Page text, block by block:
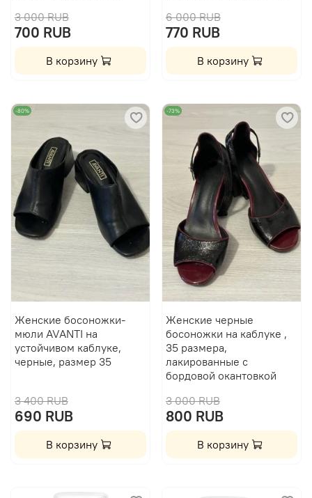
3 000 RUB
700 RUB
В корзину
6 000 RUB
770 RUB
В корзину
-80%
Женские босоножки-
мюли AVANTI на
устойчивом каблуке,
черные, размер 35
3 400 RUB
690 RUB
В корзину
-73%
Женские черные
босоножки на каблуке ,
35 размера,
лакированные с
бордовой окантовкой
3 000 RUB
800 RUB
В корзину